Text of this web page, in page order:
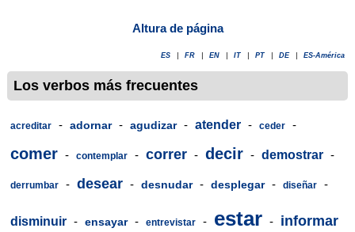
Altura de página
ES FR EN IT PT DE ES-América
Los verbos más frecuentes
acreditar - adornar - agudizar - atender - ceder -
comer - contemplar - correr - decir - demostrar -
derrumbar - desear - desnudar - desplegar - diseñar -
disminuir - ensayar - entrevistar - estar - informar